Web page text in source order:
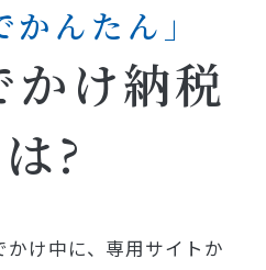
かんたん」
かけ納税
?
け中に、専用サイトか